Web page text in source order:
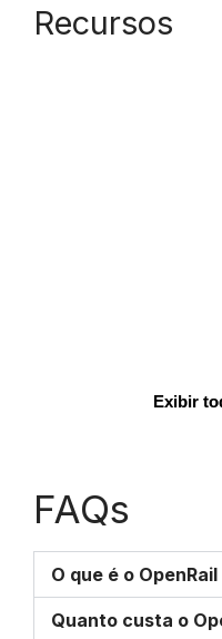
Recursos
Exibir
FAQs
O que é o
Quanto custa o